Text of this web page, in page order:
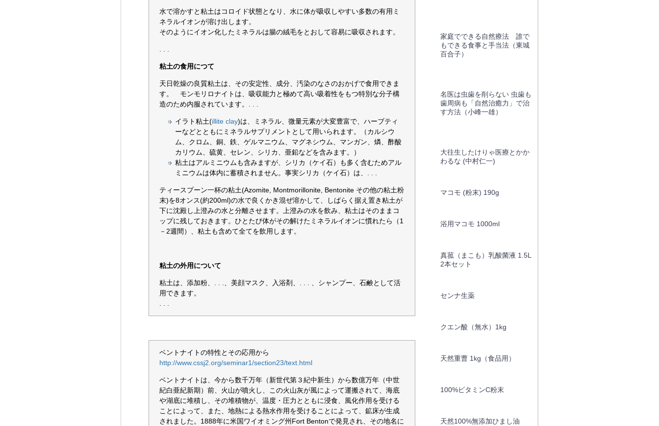
水で溶かすと粘土はコロイド状態となり、水に体が吸収しやすい多数の有用ミ
ネラルイオンが溶け出します。
そのようにイオン化したミネラルは腸の絨毛をとおして容易に吸収されます。
粘土の食用につて
天日乾燥の良質粘土は、その安定性、成分、汚染のなさのおかげで食用できま
す。 モンモリロナイトは、吸収能力と極めて高い吸着性をもつ特別な分子構
造のため内服されています。. . .
イラト粘土(illite clay)は、ミネラル、微量元素が大変豊富で、ハーブティ
ーなどとともにミネラルサプリメントとして用いられます。（カルシウ
ム、クロム、銅、鉄、ゲルマニウム、マグネシウム、マンガン、燐、酢酸
カリウム、硫黄、セレン、シリカ、亜鉛などを含みます。）
粘土はアルミニウムも含みますが、シリカ（ケイ石）も多く含むためアル
ミニウムは体内に蓄積されません。事実シリカ（ケイ石）は、. . .
ティースプーン一杯の粘土(Azomite, Montmorillonite, Bentonite その他の粘土粉
末)を8オンス(約200ml)の水で良くかき混ぜ溶かして、しばらく据え置き粘土が
下に沈殿し上澄みの水と分離させます。上澄みの水を飲み、粘土はそのままコ
ップに残しておきます。ひとたび体がその解けたミネラルイオンに慣れたら（1
－2週間）、粘土も含めて全てを飲用します。
粘土の外用について
粘土は、添加粉、. . .、美顔マスク、入浴剤、. . . 、シャンプー、石鹸として活
用できます。
ベントナイトの特性とその応用から
http://www.cssj2.org/seminar1/section23/text.html
ベントナイトは、今から数千万年（新世代第３紀中新生）から数億万年（中世
紀白亜紀新期）前、火山が噴火し、この火山灰が風によって運搬されて、海底
や湖底に堆積し、その堆積物が、温度・圧力とともに浸食、風化作用を受ける
ことによって、また、地熱による熱水作用を受けることによって、鉱床が生成
されました。1888年に米国ワイオミング州Fort Bentonで発見され、その地名に
家庭でできる自然療法 誰で
もできる食事と手当法（東城
百合子）
名医は虫歯を削らない 虫歯も
歯周病も「自然治癒力」で治
す方法（小峰一雄）
大往生したけりゃ医療とかか
わるな (中村仁一)
マコモ (粉末) 190g
浴用マコモ 1000ml
真菰（まこも）乳酸菌液 1.5L
2本セット
センナ生薬
クエン酸（無水）1kg
天然重曹 1kg（食品用）
100%ビタミンC粉末
天然100%無添加ひまし油